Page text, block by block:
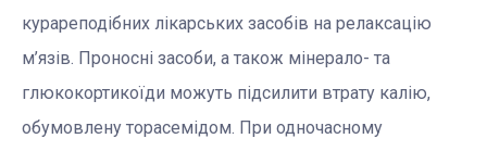
курареподібних лікарських засобів на релаксацію
м’язів. Проносні засоби, а також мінерало- та
глюкокортикоїди можуть підсилити втрату калію,
обумовлену торасемідом. При одночасному